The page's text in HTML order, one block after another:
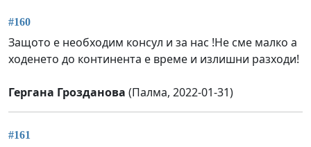
#160
Защото е необходим консул и за нас !Не сме малко а
ходенето до континента е време и излишни разходи!
Гергана Грозданова (Палма, 2022-01-31)
#161